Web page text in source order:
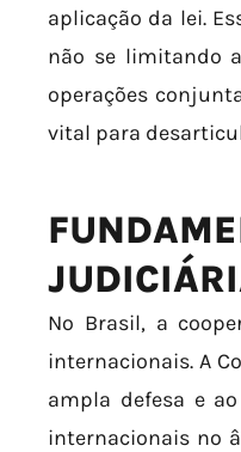
aplicação da lei.
não se limitando
operações
vital para
No Brasil, a
internacionais. A
ampla defesa e
internacionais no